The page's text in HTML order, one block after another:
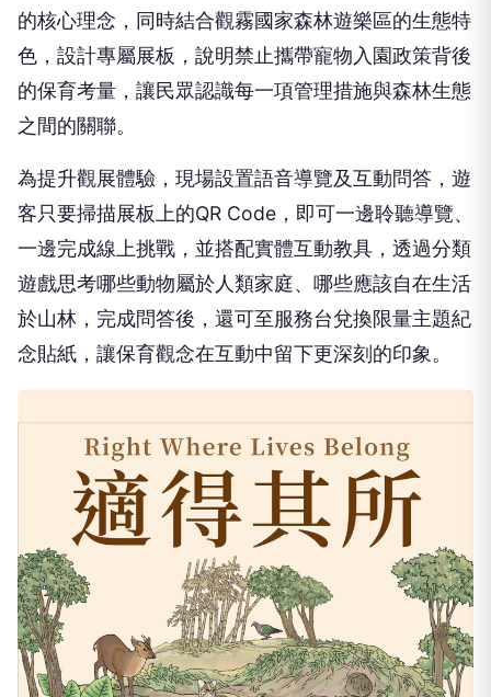
的核心理念，同時結合觀霧國家森林遊樂區的生態特
色，設計專屬展板，說明禁止攜帶寵物入園政策背後
的保育考量，讓民眾認識每一項管理措施與森林生態
之間的關聯。
為提升觀展體驗，現場設置語音導覽及互動問答，遊
客只要掃描展板上的QR Code，即可一邊聆聽導覽、
一邊完成線上挑戰，並搭配實體互動教具，透過分類
遊戲思考哪些動物屬於人類家庭、哪些應該自在生活
於山林，完成問答後，還可至服務台兌換限量主題紀
念貼紙，讓保育觀念在互動中留下更深刻的印象。